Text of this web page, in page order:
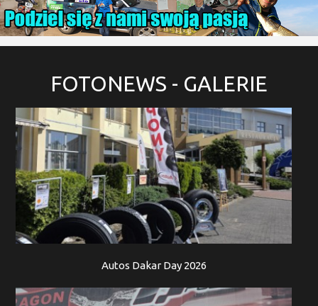
FOTONEWS - GALERIE
Autos Dakar Day 2026